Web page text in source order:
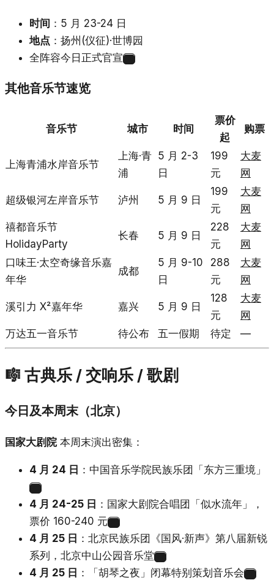
时间 ：5 月 23-24 日
地点 ：扬州(仪征)·世博园
全阵容今日正式官宣
其他音乐节速览
音乐节 城市 时间
票价
起
购票
上海青浦水岸音乐节
上海·青
浦
5 月 2-3
日
199
元
大麦
网
超级银河左岸音乐节 泸州 5 月 9 日
199
元
大麦
网
禧都音乐节
HolidayParty
长春 5 月 9 日
228
元
大麦
网
口味王·太空奇缘音乐嘉
年华
成都
5 月 9-10
日
288
元
大麦
网
溪引力 X²嘉年华 嘉兴 5 月 9 日
128
元
大麦
网
万达五一音乐节
待公布 五一假期 待定 —
🎼 古典乐 / 交响乐 / 歌剧
今日及本周末（北京）
国家大剧院本周末演出密集：
4 月 24 日 ：中国音乐学院民族乐团「东方三重境」
4 月 24-25 日 ：国家大剧院合唱团「似水流年」，
票价 160-240 元
4 月 25 日 ：北京民族乐团《国风·新声》第八届新锐
系列，北京中山公园音乐堂
4 月 25 日 ：「胡琴之夜」闭幕特别策划音乐会